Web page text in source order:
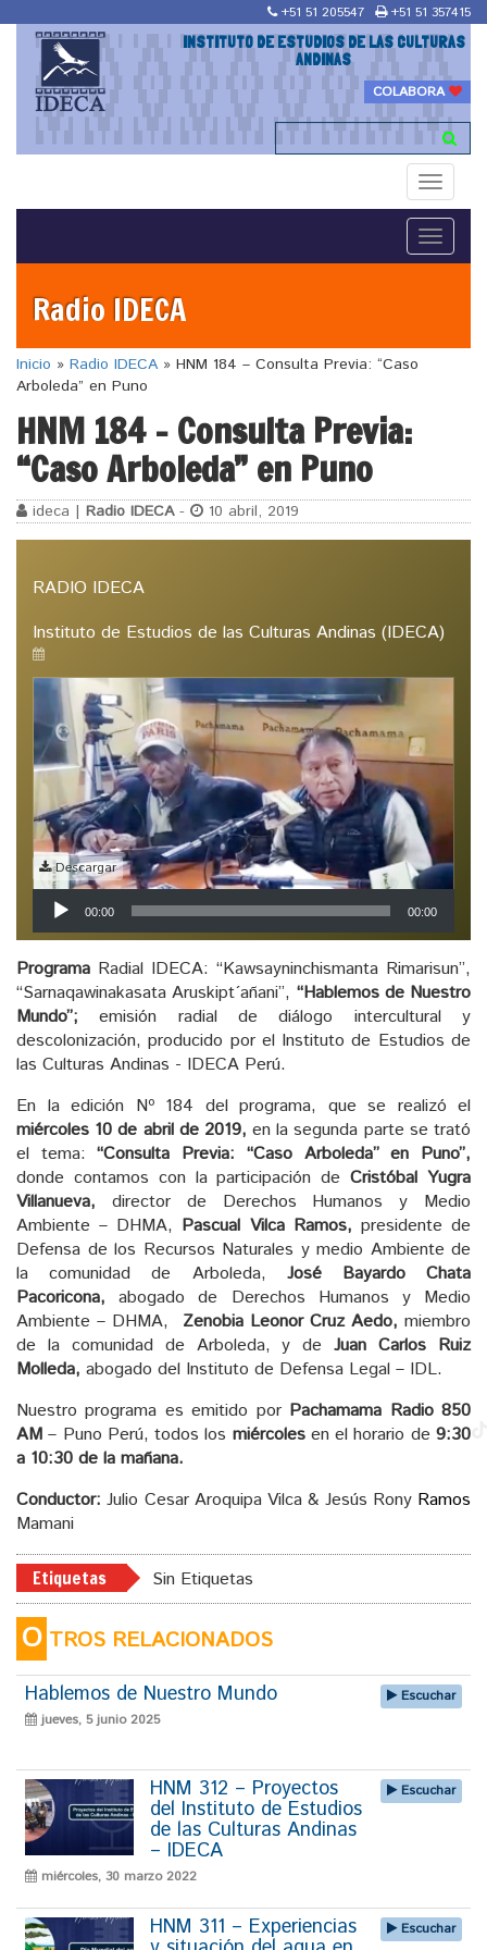
+51 51 205547 +51 51 357415
INSTITUTO DE ESTUDIOS DE LAS CULTURAS
ANDINAS
COLABORA
Toggle
Toggle
Radio IDECA
Inicio » Radio IDECA » HNM 184 – Consulta Previa: “Caso
Arboleda” en Puno
HNM 184 – Consulta Previa:
“Caso Arboleda” en Puno
ideca | Radio IDECA- 10 abril, 2019
RADIO IDECA
Instituto de Estudios de las Culturas Andinas (IDECA)
Descargar
Reproductor
de
audio
00:00 00:00
Programa Radial IDECA: “Kawsayninchismanta Rimarisun”,
“Sarnaqawinakasata Aruskipt´añani”, “Hablemos de Nuestro
Mundo”; emisión radial de diálogo intercultural y
descolonización, producido por el Instituto de Estudios de
las Culturas Andinas - IDECA Perú.
En la edición Nº 184 del programa, que se realizó el
miércoles 10 de abril de 2019, en la segunda parte se trató
el tema:“Consulta Previa: “Caso Arboleda” en Puno”,
donde contamos con la participación deCristóbal Yugra
Villanueva, director de Derechos Humanos y Medio
Ambiente – DHMA, Pascual Vilca Ramos, presidente de
Defensa de los Recursos Naturales y medio Ambiente de
la comunidad de Arboleda, José Bayardo Chata
Pacoricona, abogado de Derechos Humanos y Medio
Ambiente – DHMA, Zenobia Leonor Cruz Aedo, miembro
de la comunidad de Arboleda, y deJuan Carlos Ruiz
Molleda, abogado del Instituto de Defensa Legal – IDL.
Nuestro programa es emitido por Pachamama Radio 850
AM – Puno Perú, todos los miércolesen el horario de9:30
a 10:30 de la mañana.
Conductor: Julio Cesar Aroquipa Vilca & Jesús Rony Ramos
Mamani
Etiquetas Sin Etiquetas
O TROS RELACIONADOS
Hablemos de Nuestro Mundo
jueves, 5 junio 2025
Escuchar
HNM 312 – Proyectos
del Instituto de Estudios
de las Culturas Andinas
– IDECA
miércoles, 30 marzo 2022
Escuchar
HNM 311 – Experiencias Escuchar